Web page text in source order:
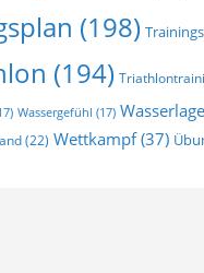
(198)
(194)
Wassergefühl (17) Wasserlage
(22) Wettkampf(37)